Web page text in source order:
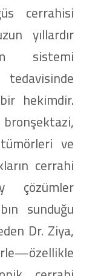
cerrahisi
yıllardır
sistemi
hekimdir.
ve
cerrahi
çözümler
sunduğu
Dr. Ziya,